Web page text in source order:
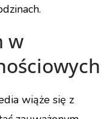
w
wiąże się z